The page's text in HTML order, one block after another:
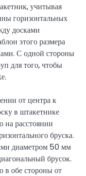
учитывая
горизонтальных
досками
этого размера
С одной стороны
для того, чтобы
от центра к
в штакетнике
на расстоянии
бруска.
диаметром 50 мм
брусок.
в обе стороны от